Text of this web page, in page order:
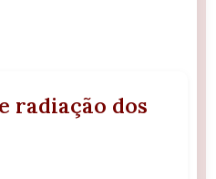
radiação dos